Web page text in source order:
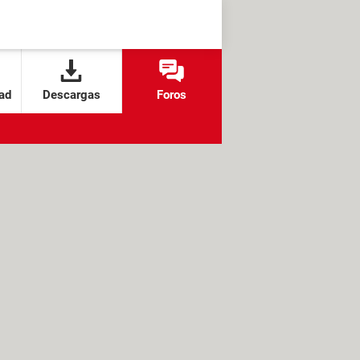
Descargas Foros